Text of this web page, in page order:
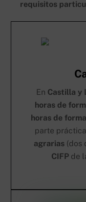
requisitos
En Castilla y
horas de
horas de
parte
agrarias(dos
CIFPde